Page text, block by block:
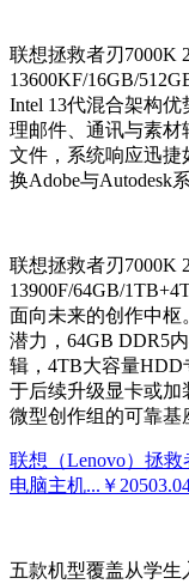
联想拯救者刃7000K
13600KF/16GB/
Intel 13代混合架构
理邮件、通讯与素材
文件，系统响应迅捷
换Adobe与Autodesk
联想拯救者刃7000K
13900F/64GB/
面向未来的创作中枢
潜力，64GB DDR5
辑，4TB大容量HDD
于后续升级显卡或加
微型创作组的可靠基
联想（Lenovo）拯
电脑主机... ￥
五款机型覆盖从学